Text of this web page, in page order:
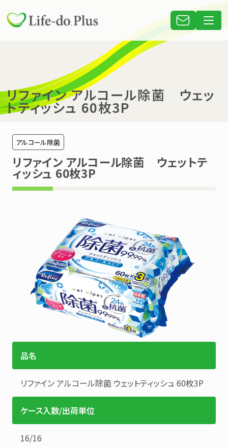
リファイン アルコール除菌 ウェッ
トティッシュ 60枚3P
アルコール除菌
リファイン アルコール除菌 ウェットテ
ィッシュ 60枚3P
品名
リファインアルコール除菌 ウェットティッシュ 60枚3P
ケース入数/出荷単位
16/16